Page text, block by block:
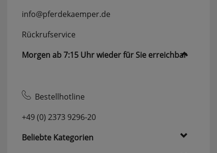
info@pferdekaemper.de
Rückrufservice
Morgen ab 7:15 Uhr wieder für Sie erreichbar
Bestellhotline
+49 (0) 2373 9296-20
Beliebte Kategorien